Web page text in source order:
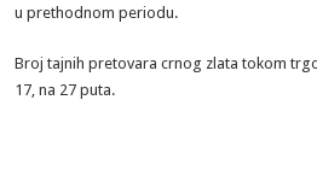
u prethodnom periodu.
Broj tajnih pretovara crnog zlata tokom
17, na 27 puta.